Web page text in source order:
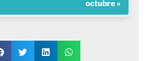
octubre »